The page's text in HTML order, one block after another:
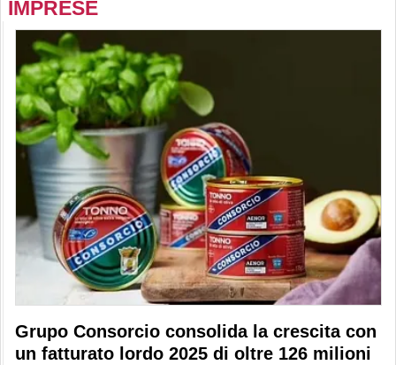
IMPRESE
Grupo Consorcio consolida la crescita con
un fatturato lordo 2025 di oltre 126 milioni